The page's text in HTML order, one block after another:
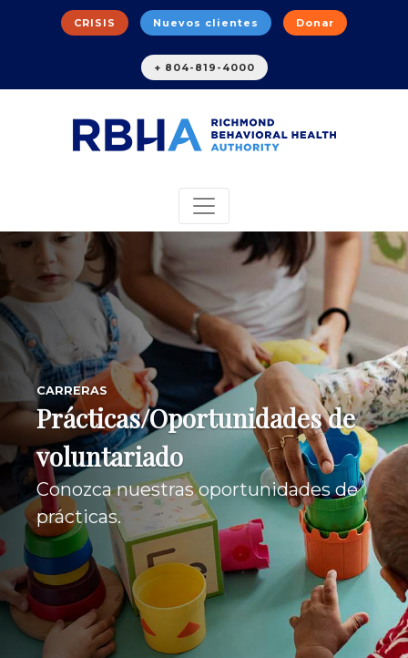
CRISIS Nuevos clientes Donar
+ 804-819-4000
CARRERAS
Prácticas/Oportunidades de
voluntariado
Conozca nuestras oportunidades de
prácticas.